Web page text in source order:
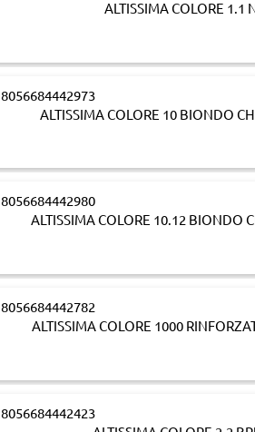
ALTISSIMA COLORE 1.1
8056684442973
ALTISSIMA COLORE 10 BIONDO
8056684442980
ALTISSIMA COLORE 10.12 BIONDO
8056684442782
ALTISSIMA COLORE 1000
8056684442423